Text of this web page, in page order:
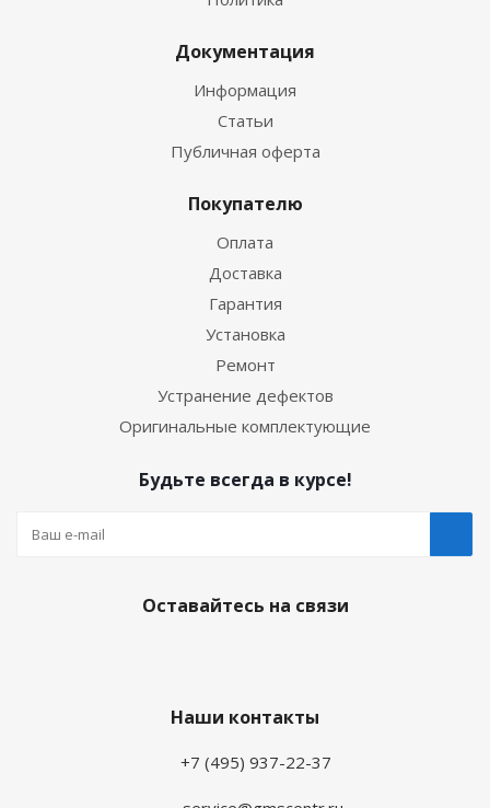
Документация
Информация
Статьи
Публичная оферта
Покупателю
Оплата
Доставка
Гарантия
Установка
Ремонт
Устранение дефектов
Оригинальные комплектующие
Будьте всегда в курсе!
Оставайтесь на связи
Наши контакты
+7 (495) 937-22-37